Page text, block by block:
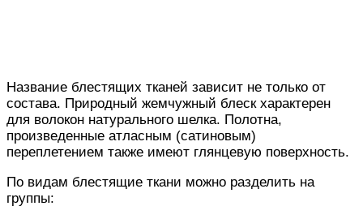
Название блестящих тканей зависит не только от
состава. Природный жемчужный блеск характерен
для волокон натурального шелка. Полотна,
произведенные атласным (сатиновым)
переплетением также имеют глянцевую поверхность.
По видам блестящие ткани можно разделить на
группы: